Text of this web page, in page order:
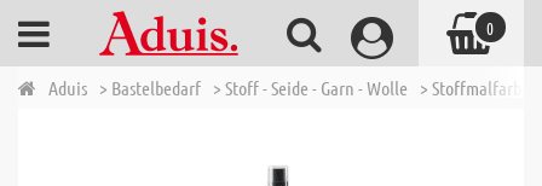
Aduis > Bastelbedarf > Stoff - Seide - Garn - Wolle >
0